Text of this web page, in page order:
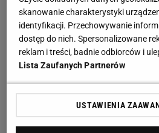
skanowanie charakterystyki
identyfikacji. Przechowywanie
dostęp do nich. Spersonalizowane
reklam i treści, badnie odbiorców i
Lista Zaufanych Partnerów
USTAWIENIA